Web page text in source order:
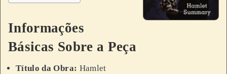
Informações
Básicas Sobre a Peça
Título da Obra: Hamlet